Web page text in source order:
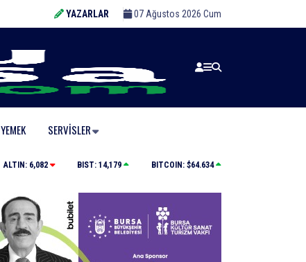
YAZARLAR 07 Ağustos 2026 Cum
YEMEK SERVISLER
toprağa verildi Uludağ’da orman yangını
ALTIN: 6,082 BIST: 14,179 BITCOIN: $64.634